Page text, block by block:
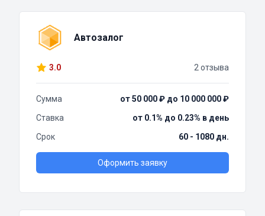
Автозалог
3.0 2 отзыва
Сумма
от 50 000 ₽ до 10 000 000 ₽
Ставка
от 0.1% до 0.23% в день
Срок
60 - 1080 дн.
Оформить заявку